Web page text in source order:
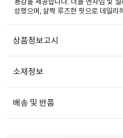
성했으며, 살짝 루즈한 핏으로 데일리
상품정보고시
소재정보
배송 및 반품